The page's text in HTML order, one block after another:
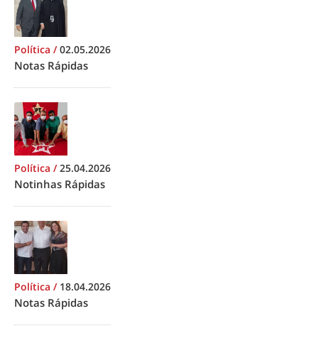
Política /02.05.2026
Notas Rápidas
Política /25.04.2026
Notinhas Rápidas
Política / 18.04.2026
Notas Rápidas